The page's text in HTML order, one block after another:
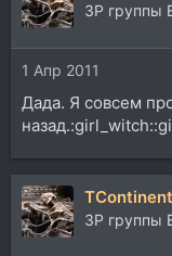
ЗР группы
1 Апр 2011
Дада. Я совсем
ЗР группы